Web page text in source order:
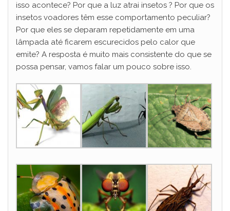
isso acontece? Por que a luz atrai insetos ? Por que os
insetos voadores têm esse comportamento peculiar?
Por que eles se deparam repetidamente em uma
lâmpada até ficarem escurecidos pelo calor que
emite? A resposta é muito mais consistente do que se
possa pensar, vamos falar um pouco sobre isso.